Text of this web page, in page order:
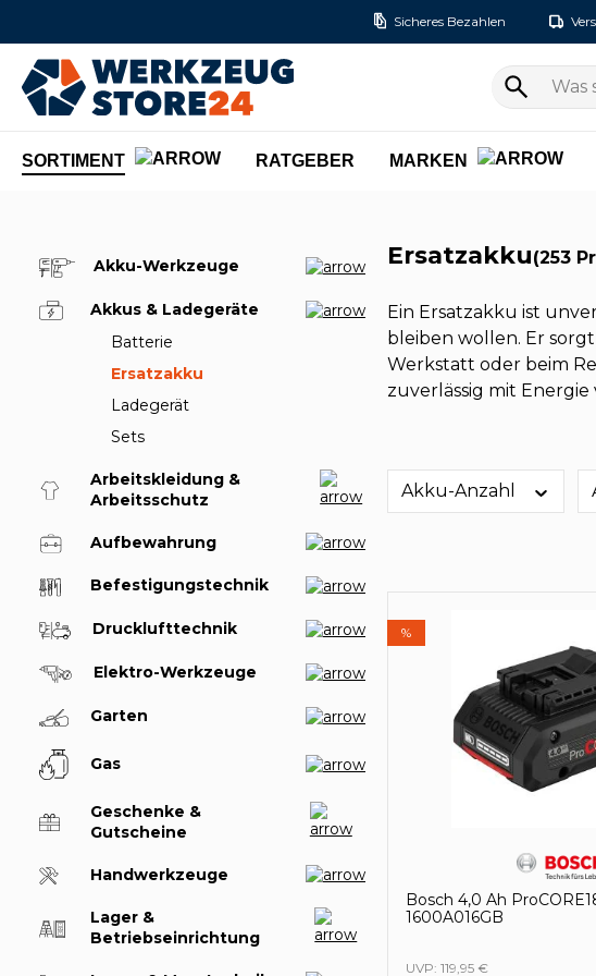
Sicheres Bezahlen
SORTIMENT RATGEBER MARKEN
Akku-Werkzeuge
Akkus & Ladegeräte
Batterie
Ersatzakku
Ladegerät
Sets
Arbeitskleidung &
Arbeitsschutz
Aufbewahrung
Befestigungstechnik
Drucklufttechnik
Elektro-Werkzeuge
Garten
Gas
Geschenke &
Gutscheine
Handwerkzeuge
Lager &
Betriebseinrichtung
Ersatzakku(253
Ein Ersatzakku ist
bleiben wollen. Er
Werkstatt oder beim
zuverlässig mit
Akku-Anzahl
%
Bosch 4,0 Ah
1600A016GB
UVP: 119,95 €